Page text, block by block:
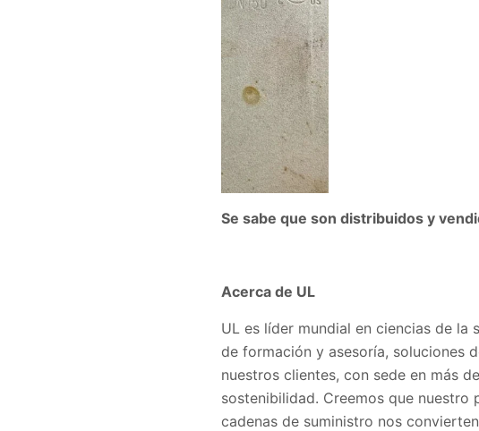
Se sabe que son distribuidos y
Acerca de UL
UL es líder mundial en ciencias de
de formación y asesoría, soluciones
nuestros clientes, con sede en más
sostenibilidad. Creemos que
cadenas de suministro nos